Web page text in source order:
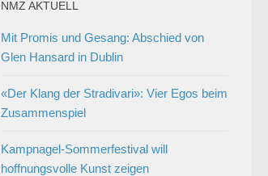
NMZ AKTUELL
Mit Promis und Gesang: Abschied von
Glen Hansard in Dublin
«Der Klang der Stradivari»: Vier Egos beim
Zusammenspiel
Kampnagel-Sommerfestival will
hoffnungsvolle Kunst zeigen